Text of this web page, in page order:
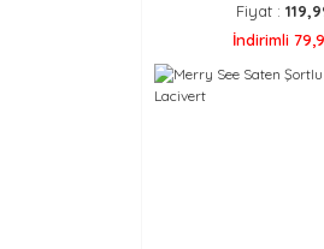
Fiyat :
İndirimli